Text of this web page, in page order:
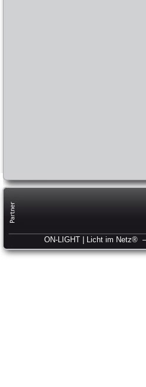
ON-LIGHT | Licht im Netz®